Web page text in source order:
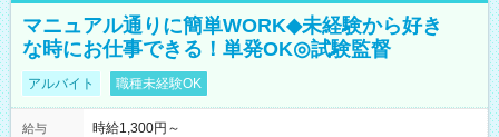
マニュアル通りに簡単WORK◆未経験から好き
な時にお仕事できる！単発OK◎試験監督
アルバイト 職種未経験OK
給与
時給1,300円～